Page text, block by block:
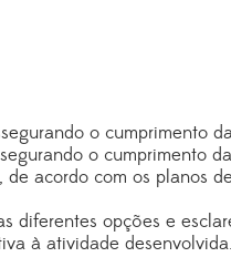
o cumprimento
o cumprimento
acordo com os
diferentes opções e
à atividade desenvolvida.